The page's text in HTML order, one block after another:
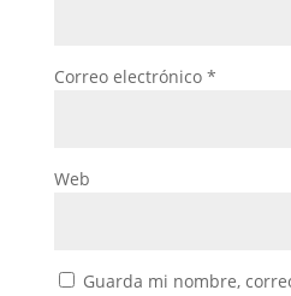
Correo electrónico *
Web
Guarda mi nombre,